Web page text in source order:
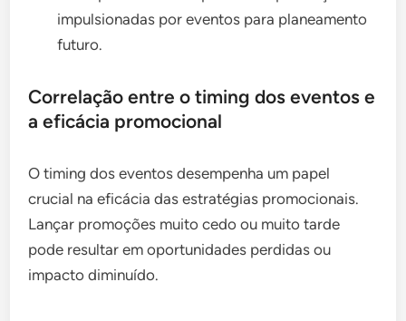
impulsionadas por eventos para planeamento
futuro.
Correlação entre o timing dos eventos e
a eficácia promocional
O timing dos eventos desempenha um papel
crucial na eficácia das estratégias promocionais.
Lançar promoções muito cedo ou muito tarde
pode resultar em oportunidades perdidas ou
impacto diminuído.